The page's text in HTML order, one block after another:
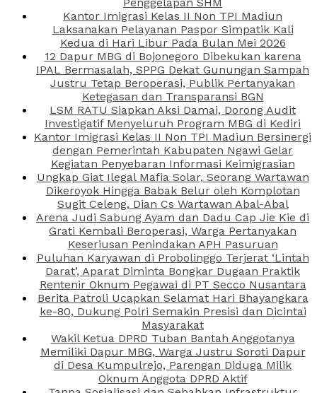
Kantor Imigrasi Kelas II Non TPI Madiun
Laksanakan Pelayanan Paspor Simpatik Kali
Kedua di Hari Libur Pada Bulan Mei 2026
12 Dapur MBG di Bojonegoro Dibekukan karena
IPAL Bermasalah, SPPG Dekat Gunungan Sampah
Justru Tetap Beroperasi, Publik Pertanyakan
Ketegasan dan Transparansi BGN
LSM RATU Siapkan Aksi Damai, Dorong Audit
Investigatif Menyeluruh Program MBG di Kediri
Kantor Imigrasi Kelas II Non TPI Madiun Bersinergi
dengan Pemerintah Kabupaten Ngawi Gelar
Kegiatan Penyebaran Informasi Keimigrasian
Ungkap Giat Ilegal Mafia Solar, Seorang Wartawan
Dikeroyok Hingga Babak Belur oleh Komplotan
Sugit Celeng, Dian Cs Wartawan Abal-Abal
Arena Judi Sabung Ayam dan Dadu Cap Jie Kie di
Grati Kembali Beroperasi, Warga Pertanyakan
Keseriusan Penindakan APH Pasuruan
Puluhan Karyawan di Probolinggo Terjerat ‘Lintah
Darat’, Aparat Diminta Bongkar Dugaan Praktik
Rentenir Oknum Pegawai di PT Secco Nusantara
Berita Patroli Ucapkan Selamat Hari Bhayangkara
ke-80, Dukung Polri Semakin Presisi dan Dicintai
Masyarakat
Wakil Ketua DPRD Tuban Bantah Anggotanya
Memiliki Dapur MBG, Warga Justru Soroti Dapur
di Desa Kumpulrejo, Parengan Diduga Milik
Oknum Anggota DPRD Aktif